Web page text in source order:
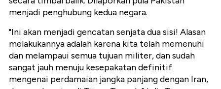
menjadi penghubung kedua negara.
"Ini akan menjadi gencatan senjata dua sisi! Alasan
melakukannya adalah karena kita telah memenuhi
dan melampaui semua tujuan militer, dan sudah
sangat jauh menuju kesepakatan definitif
mengenai perdamaian jangka panjang dengan Iran,